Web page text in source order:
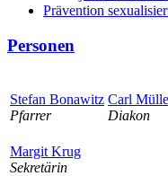
Prävention
Personen
Stefan Bonawitz
Pfarrer
Carl
Diakon
Margit Krug
Sekretärin